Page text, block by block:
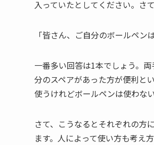
入っていたとしてください。さ
「皆さん、ご自分のボールペン
一番多い回答は1本でしょう。
分のスペアがあった方が便利と
使うけれどボールペンは使わな
さて、こうなるとそれぞれの方
ます。人によって使い方も考え